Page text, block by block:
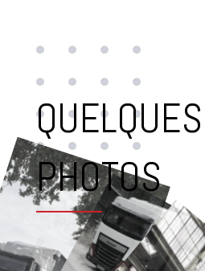
QUELQUES
PHOTOS